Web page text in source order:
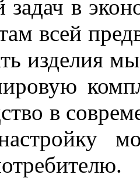
задач в
всей
изделия
в